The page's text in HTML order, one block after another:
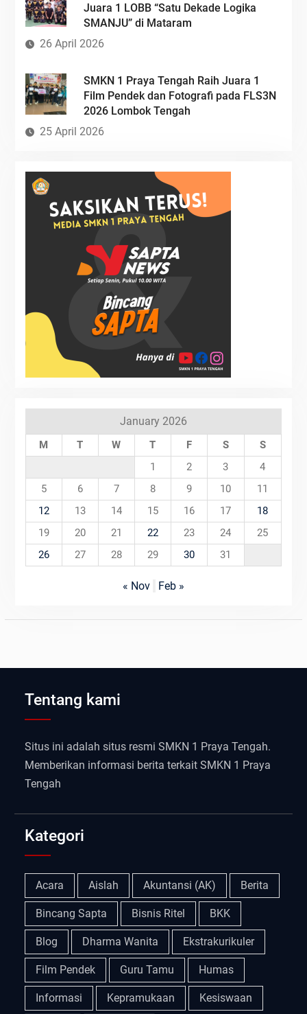
Juara 1 LOBB “Satu Dekade Logika
SMANJU” di Mataram
26 April 2026
SMKN 1 Praya Tengah Raih Juara 1
Film Pendek dan Fotografi pada FLS3N
2026 Lombok Tengah
25 April 2026
January 2026
M T W T F S
S
1
2 3
4
5
6 7 8 9 10
11
12
13 14 15 16 17
18
19
20 21 22 23 24
25
26
27 28 29 30 31
« Nov Feb »
Tentang kami
Situs ini adalah situs resmi SMKN 1 Praya Tengah.
Memberikan informasi berita terkait SMKN 1 Praya
Tengah
Kategori
Acara Aislah Akuntansi (AK) Berita
Bincang Sapta Bisnis Ritel BKK
Blog Dharma Wanita Ekstrakurikuler
Film Pendek Guru Tamu Humas
Informasi Kepramukaan Kesiswaan